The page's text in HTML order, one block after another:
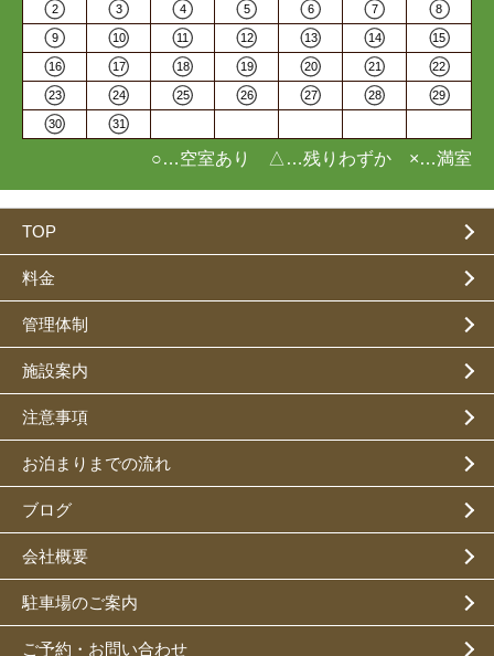
2 3 4 5 6 7 8
9 10 11 12 13 14 15
16 17 18 19 20 21 22
23 24 25 26 27 28 29
30 31
○…空室あり △…残りわずか ×…満室
TOP
料金
管理体制
施設案内
注意事項
お泊まりまでの流れ
ブログ
会社概要
駐車場のご案内
ご予約・お問い合わせ